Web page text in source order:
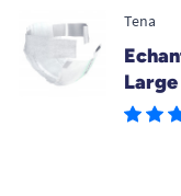
Tena
Large